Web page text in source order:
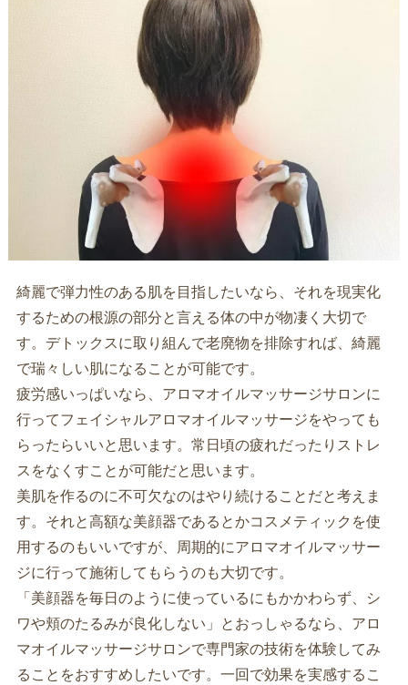
綺麗で弾力性のある肌を目指したいなら、それを現実化
するための根源の部分と言える体の中が物凄く大切で
す。デトックスに取り組んで老廃物を排除すれば、綺麗
で瑞々しい肌になることが可能です。
疲労感いっぱいなら、アロマオイルマッサージサロンに
行ってフェイシャルアロマオイルマッサージをやっても
らったらいいと思います。常日頃の疲れだったりストレ
スをなくすことが可能だと思います。
美肌を作るのに不可欠なのはやり続けることだと考えま
す。それと高額な美顔器であるとかコスメティックを使
用するのもいいですが、周期的にアロマオイルマッサー
ジに行って施術してもらうのも大切です。
「美顔器を毎日のように使っているにもかかわらず、シ
ワや頬のたるみが良化しない」とおっしゃるなら、アロ
マオイルマッサージサロンで専門家の技術を体験してみ
ることをおすすめしたいです。一回で効果を実感するこ